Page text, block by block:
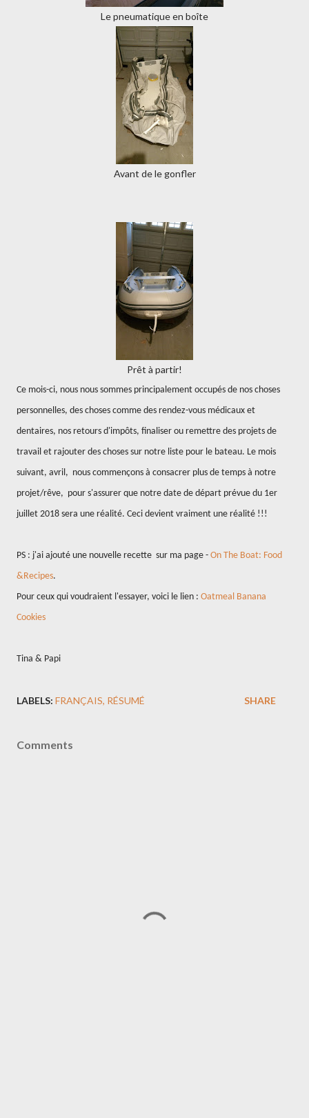
Le pneumatique en boîte
Avant de le gonfler
Prêt à partir!
Ce mois-ci, nous nous sommes principalement occupés de nos choses
personnelles, des choses comme des rendez-vous médicaux et
dentaires, nos retours d'impôts, finaliser ou remettre des projets de
travail et rajouter des choses sur notre liste pour le bateau. Le mois
suivant, avril, nous commençons à consacrer plus de temps à notre
projet/rêve, pour s'assurer que notre date de départ prévue du 1er
juillet 2018 sera une réalité. Ceci devient vraiment une réalité !!!
PS : j'ai ajouté une nouvelle recette sur ma page - On The Boat: Food
&Recipes.
Pour ceux qui voudraient l'essayer, voici le lien : Oatmeal Banana
Cookies
Tina & Papi
LABELS: FRANÇAIS RÉSUMÉ SHARE
Comments